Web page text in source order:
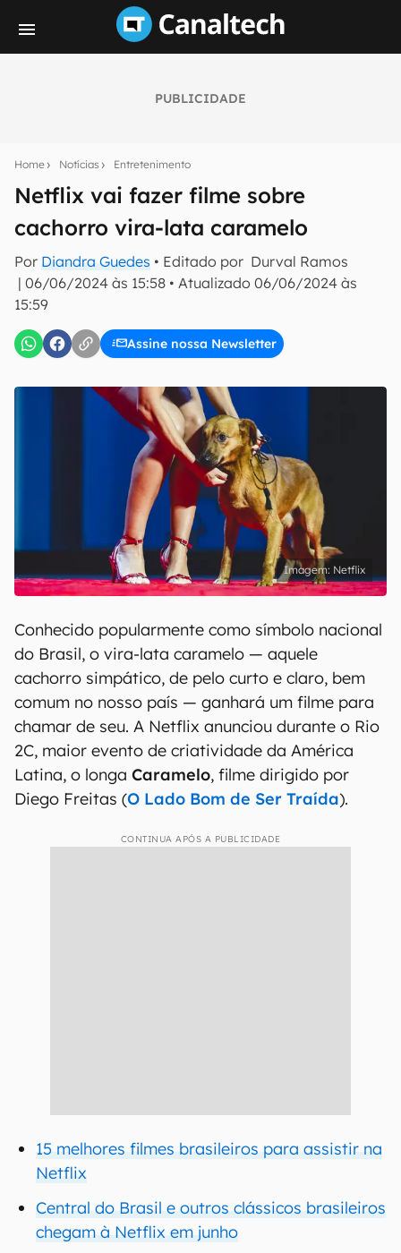
PUBLICIDADE
Home Notícias Entretenimento
Netflix vai fazer filme sobre
cachorro vira-lata caramelo
Por Diandra Guedes • Editado por Durval Ramos
| 06/06/2024 às 15:58 • Atualizado 06/06/2024 às
15:59
Assine nossa Newsletter
notícias e reviews sobre tecnologia em primeira
mão.
E-mail
Confirmo que li, aceito e concordo com os
Netflix
Conhecido popularmente como símbolo nacional
do Brasil, o vira-lata caramelo — aquele
cachorro simpático, de pelo curto e claro, bem
comum no nosso país — ganhará um filme para
chamar de seu. A Netflix anunciou durante o Rio
2C, maior evento de criatividade da América
Latina, o longa Caramelo, filme dirigido por
Diego Freitas (O Lado Bom de Ser Traída).
CONTINUA APÓS A PUBLICIDADE
15 melhores filmes brasileiros para assistir na
Netflix
Central do Brasil e outros clássicos brasileiros
chegam à Netflix em junho